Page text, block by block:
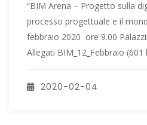
“BIM Arena – Progetto sulla
processo progettuale e il
febbraio 2020 ore 9.00
Allegati BIM_12_Febbraio (601
2020-02-04